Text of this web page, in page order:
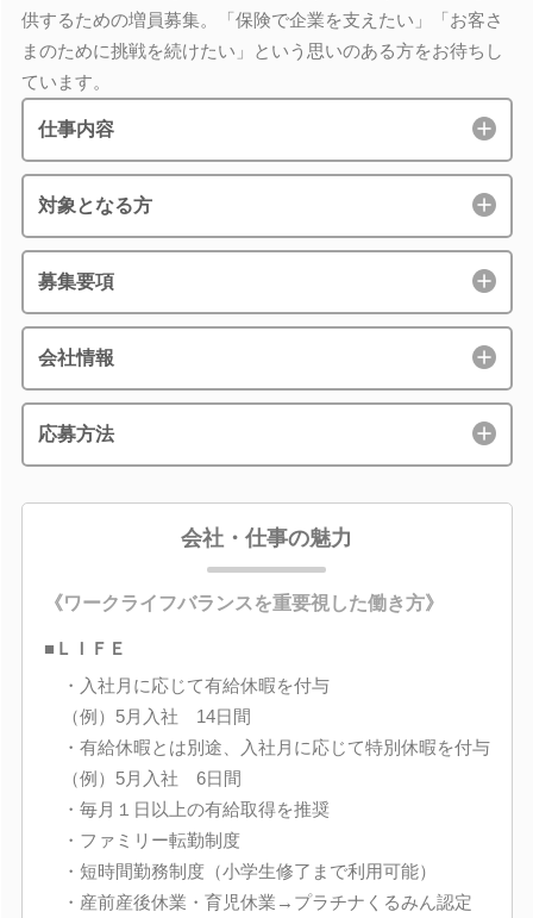
供するための増員募集。「保険で企業を支えたい」「お客さ
まのために挑戦を続けたい」という思いのある方をお待ちし
ています。
仕事内容
対象となる方
募集要項
会社情報
応募方法
会社・仕事の魅力
《ワークライフバランスを重要視した働き方》
■ＬＩＦＥ
・入社月に応じて有給休暇を付与
（例）5月入社 14日間
・有給休暇とは別途、入社月に応じて特別休暇を付与
（例）5月入社 6日間
・毎月１日以上の有給取得を推奨
・ファミリー転勤制度
・短時間勤務制度（小学生修了まで利用可能）
・産前産後休業・育児休業→プラチナくるみん認定